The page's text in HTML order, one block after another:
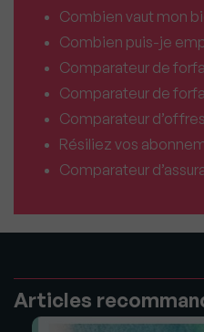
Combien vaut mon
Combien puis-je
Comparateur de
Comparateur de
Comparateur
Résiliez vos
Comparateur
Articles